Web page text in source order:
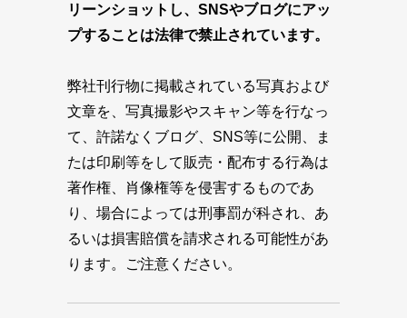
リーンショットし、SNSやブログにアッ
プすることは法律で禁止されています。
弊社刊行物に掲載されている写真および
文章を、写真撮影やスキャン等を行なっ
て、許諾なくブログ、SNS等に公開、ま
たは印刷等をして販売・配布する行為は
著作権、肖像権等を侵害するものであ
り、場合によっては刑事罰が科され、あ
るいは損害賠償を請求される可能性があ
ります。ご注意ください。